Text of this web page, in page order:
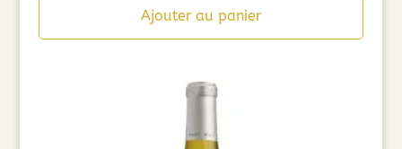
Ajouter au panier